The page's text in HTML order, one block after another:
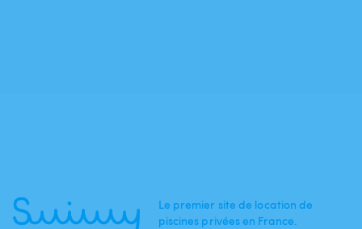
Le premier site de location de
piscines privées en France.